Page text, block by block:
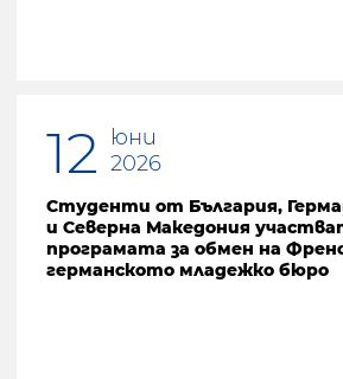
12
юни
2026
Студенти от България,
и Северна Македония
програмата за обмен на
германското младежко бюро